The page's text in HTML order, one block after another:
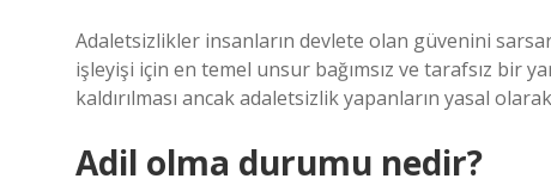
Adaletsizlikler insanların devlete olan güvenini
işleyişi için en temel unsur bağımsız ve tarafsız bir
kaldırılması ancak adaletsizlik yapanların yasal
Adil olma durumu nedir?